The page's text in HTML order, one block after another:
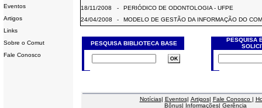
Eventos
Artigos
Links
Sobre o Comut
Fale Conosco
18/11/2008
-
PERIÓDICO DE ODONTOLOGIA - UFPE
24/04/2008
- MODELO DE GESTÃO DA INFORMAÇÃO DO
PESQUISA BIBLIOTECA BASE
PESQUISA
Notícias| Eventos| Artigos| Fale Conosco |
Bônus| Informações| Gerência